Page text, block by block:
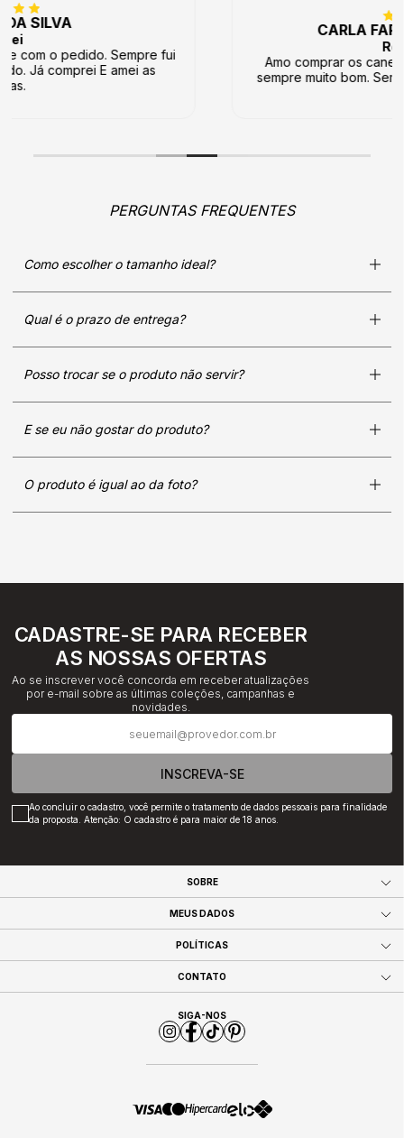
Recomendo
Amo comprar os canelados de vocês o atendimento
sempre muito bom. Sempre que peço chega rapidinho.
PERGUNTAS FREQUENTES
Como escolher o tamanho ideal?
Qual é o prazo de entrega?
Posso trocar se o produto não servir?
E se eu não gostar do produto?
O produto é igual ao da foto?
CADASTRE-SE PARA RECEBER
AS NOSSAS OFERTAS
Ao se inscrever você concorda em receber atualizações
por e-mail sobre as últimas coleções, campanhas e
novidades.
INSCREVA-SE
Ao concluir o cadastro, você permite o tratamento de dados pessoais para finalidade
da proposta. Atenção: O cadastro é para maior de 18 anos.
SOBRE
MEUS DADOS
POLÍTICAS
CONTATO
SIGA-NOS